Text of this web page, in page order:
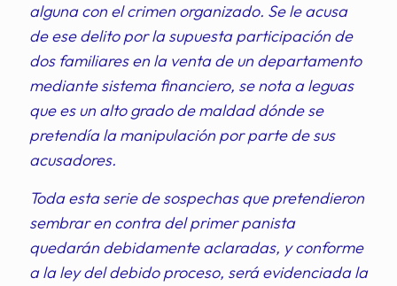
alguna con el crimen organizado. Se le acusa
de ese delito por la supuesta participación de
dos familiares en la venta de un departamento
mediante sistema financiero, se nota a leguas
que es un alto grado de maldad dónde se
pretendía la manipulación por parte de sus
acusadores.
Toda esta serie de sospechas que pretendieron
sembrar en contra del primer panista
quedarán debidamente aclaradas, y conforme
a la ley del debido proceso, será evidenciada la